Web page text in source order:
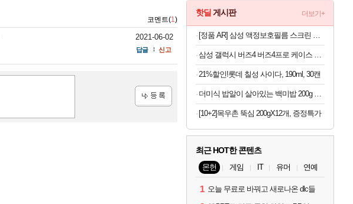
코멘트(1)
2021-06-02
답글 신고
핫딜 게시판 더보기+
[정품 AR] 삼성 액정보호필름 스크린 프로텍터 갤럭시S26 울트라, 2매입
삼성 갤럭시 버즈4 버즈4프로 케이스 양은 냄비 커버
21%할인!롯데 칠성 사이다, 190ml, 30캔
더미식 밥알이 살아있는 백미밥 200g 24개 외 잡곡밥류,덮밥소스7종 외
[10+2]목우촌 뚝심 200gX12개, 증정특가
최근 HOT한 콘텐츠
몬헌 게임 IT 유머 연예
1 오늘 무료로 바꿔고 새로나온 dlc들